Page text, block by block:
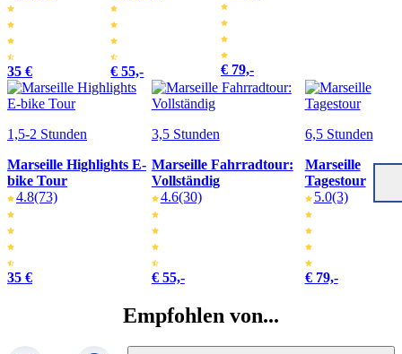
35 € € 55,- € 79,-
1,5-2 Stunden
Marseille Highlights E-
bike Tour
4.8(73)
35 €
3,5 Stunden
Marseille Fahrradtour:
Vollständig
4.6(30)
€ 55,-
6,5 Stunden
Marseille
Tagestour
5.0(3)
€ 79,-
Empfohlen von...